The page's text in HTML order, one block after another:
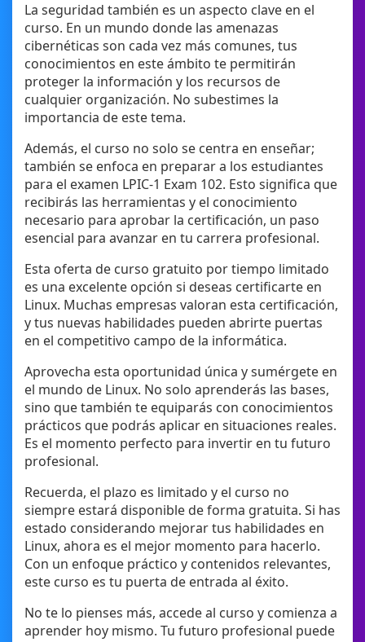
La seguridad también es un aspecto clave en el
curso. En un mundo donde las amenazas
cibernéticas son cada vez más comunes, tus
conocimientos en este ámbito te permitirán
proteger la información y los recursos de
cualquier organización. No subestimes la
importancia de este tema.
Además, el curso no solo se centra en enseñar;
también se enfoca en preparar a los estudiantes
para el examen LPIC-1 Exam 102. Esto significa que
recibirás las herramientas y el conocimiento
necesario para aprobar la certificación, un paso
esencial para avanzar en tu carrera profesional.
Esta oferta de curso gratuito por tiempo limitado
es una excelente opción si deseas certificarte en
Linux. Muchas empresas valoran esta certificación,
y tus nuevas habilidades pueden abrirte puertas
en el competitivo campo de la informática.
Aprovecha esta oportunidad única y sumérgete en
el mundo de Linux. No solo aprenderás las bases,
sino que también te equiparás con conocimientos
prácticos que podrás aplicar en situaciones reales.
Es el momento perfecto para invertir en tu futuro
profesional.
Recuerda, el plazo es limitado y el curso no
siempre estará disponible de forma gratuita. Si has
estado considerando mejorar tus habilidades en
Linux, ahora es el mejor momento para hacerlo.
Con un enfoque práctico y contenidos relevantes,
este curso es tu puerta de entrada al éxito.
No te lo pienses más, accede al curso y comienza a
aprender hoy mismo. Tu futuro profesional puede